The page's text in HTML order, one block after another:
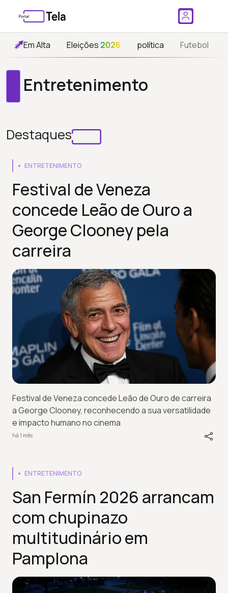
Em Alta Eleições 2026 política Futebol
Entretenimento
Destaques
ENTRETENIMENTO
Festival de Veneza
concede Leão de Ouro a
George Clooney pela
carreira
Festival de Veneza concede Leão de Ouro de carreira
a George Clooney, reconhecendo a sua versatilidade
e impacto humano no cinema
há 1 mês
ENTRETENIMENTO
San Fermín 2026 arrancam
com chupinazo
multitudinário em
Pamplona